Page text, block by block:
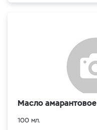
Масло амарантовое
100 мл.